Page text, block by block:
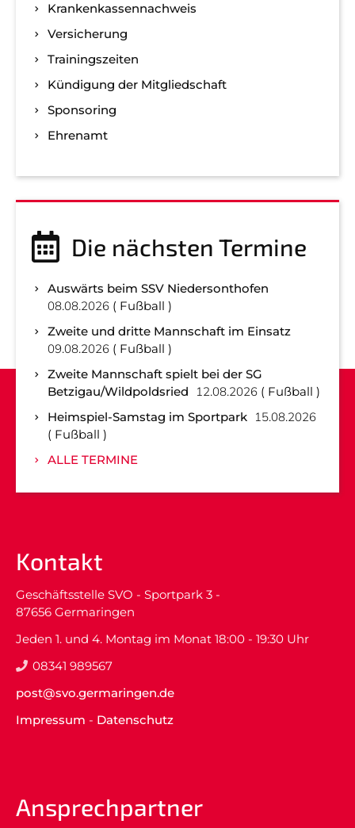
Kranken­kassen­nachweis
Versicherung
Trainingszeiten
Kündigung der Mitgliedschaft
Sponsoring
Ehrenamt
Die nächsten Termine
Auswärts beim SSV Niedersonthofen
08.08.2026
Fußball
Zweite und dritte Mannschaft im Einsatz
09.08.2026
Fußball
Zweite Mannschaft spielt bei der SG
Betzigau/Wildpoldsried
12.08.2026
Fußball
Heimspiel-Samstag im Sportpark 15.08.2026
Fußball
ALLE TERMINE
Kontakt
Geschäftsstelle SVO - Sportpark 3 -
87656 Germaringen
Jeden 1. und 4. Montag im Monat 18:00 - 19:30 Uhr
08341 989567
post@svo.germaringen.de
Impressum - Datenschutz
Ansprechpartner